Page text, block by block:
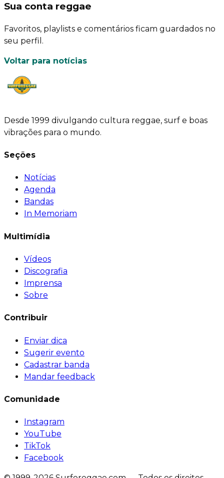
Sua conta reggae
Favoritos, playlists e comentários ficam guardados no
seu perfil.
Voltar para notícias
Desde 1999 divulgando cultura reggae, surf e boas
vibrações para o mundo.
Seções
Notícias
Agenda
Bandas
In Memoriam
Multimídia
Vídeos
Discografia
Imprensa
Sobre
Contribuir
Enviar dica
Sugerir evento
Cadastrar banda
Mandar feedback
Comunidade
Instagram
YouTube
TikTok
Facebook